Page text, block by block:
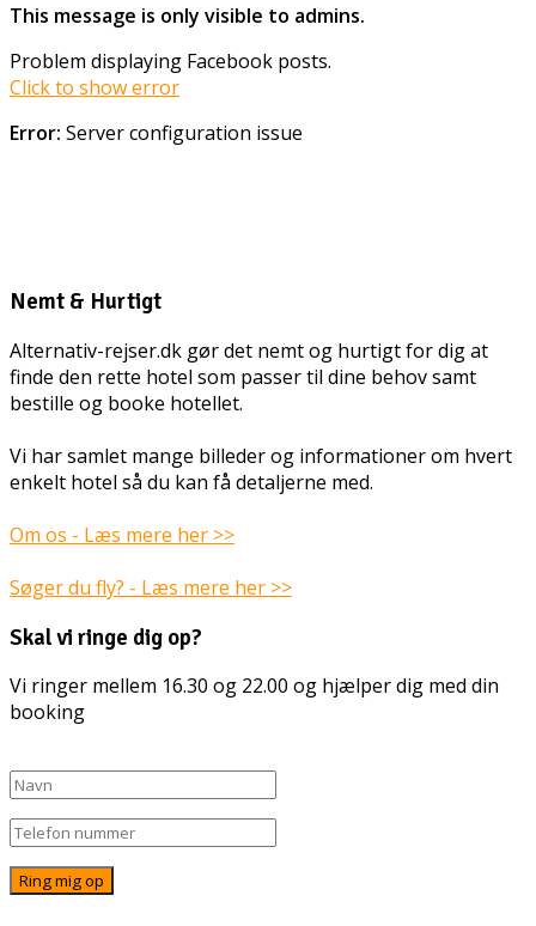
This message is only visible to admins.
Problem displaying Facebook posts.
Click to show error
Error: Server configuration issue
Nemt & Hurtigt
Alternativ-rejser.dk gør det nemt og hurtigt for dig at
finde den rette hotel som passer til dine behov samt
bestille og booke hotellet.
Vi har samlet mange billeder og informationer om hvert
enkelt hotel så du kan få detaljerne med.
Om os - Læs mere her >>
Søger du fly? - Læs mere her >>
Skal vi ringe dig op?
Vi ringer mellem 16.30 og 22.00 og hjælper dig med din
booking